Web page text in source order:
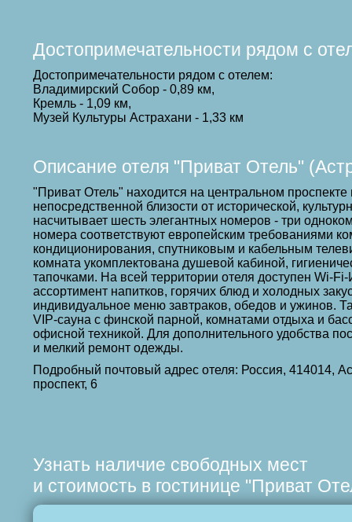
Достопримечательности рядом с
Достопримечательности рядом с отелем:
Владимирский Собор - 0,89 км,
Кремль - 1,09 км,
Музей Культуры Астрахани - 1,33 км
Описание отеля "Приват Отель"
"Приват Отель" находится на центральном
непосредственной близости от исторической,
насчитывает шесть элегантных номеров - три
номера соответствуют европейским требованиями
кондиционирования, спутниковым и кабельным
комната укомплектована душевой кабиной,
тапочками. На всей территории отеля доступен Wi-
ассортимент напитков, горячих блюд и холодных
индивидуальное меню завтраков, обедов и ужинов.
VIP-сауна с финской парной, комнатами отдыха и
офисной техникой. Для дополнительного удобства
и мелкий ремонт одежды.
Подробный почтовый адрес отеля: Россия, 414014,
проспект, 6
Узнать наличие свободных мест
и стоимость в гостинице "Приват